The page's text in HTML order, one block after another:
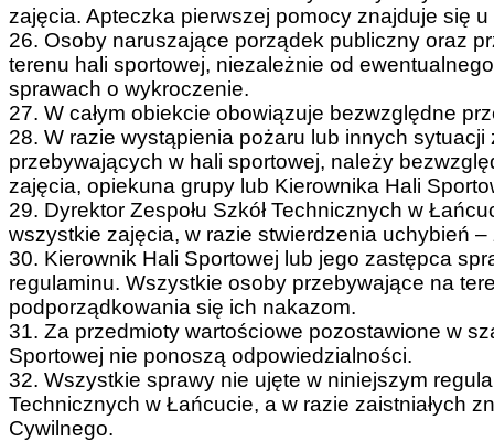
zajęcia. Apteczka pierwszej pomocy znajduje się
26. Osoby naruszające porządek publiczny oraz
terenu hali sportowej, niezależnie od
sprawach o wykroczenie.
27. W całym obiekcie obowiązuje bezwzględne
28. W razie wystąpienia pożaru lub innych
przebywających w hali sportowej, należy
zajęcia, opiekuna grupy lub Kierownika Hali
29. Dyrektor Zespołu Szkół Technicznych w
wszystkie zajęcia, w razie stwierdzenia uchybień
30. Kierownik Hali Sportowej lub jego zastępca
regulaminu. Wszystkie osoby przebywające na
podporządkowania się ich nakazom.
31. Za przedmioty wartościowe pozostawione w
Sportowej nie ponoszą odpowiedzialności.
32. Wszystkie sprawy nie ujęte w niniejszym
Technicznych w Łańcucie, a w razie zaistniałych
Cywilnego.